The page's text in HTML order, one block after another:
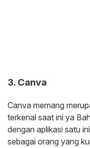
3. Canva
Canva memang
terkenal saat ini ya
dengan aplikasi satu
sebagai orang yang